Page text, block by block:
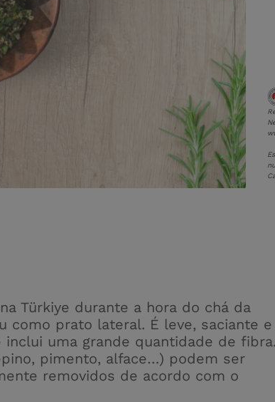
Türkiye durante a hora do chá da
como prato lateral. É leve, saciante e
uma grande quantidade de
pimento, alface…) podem ser
removidos de acordo com o